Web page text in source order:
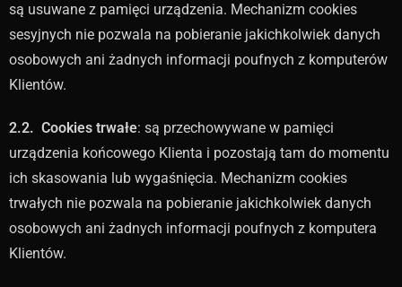
są usuwane z pamięci urządzenia. Mechanizm cookies
sesyjnych nie pozwala na pobieranie jakichkolwiek danych
osobowych ani żadnych informacji poufnych z komputerów
Klientów.
2.2. Cookies trwałe: są przechowywane w pamięci
urządzenia końcowego Klienta i pozostają tam do momentu
ich skasowania lub wygaśnięcia. Mechanizm cookies
trwałych nie pozwala na pobieranie jakichkolwiek danych
osobowych ani żadnych informacji poufnych z komputera
Klientów.